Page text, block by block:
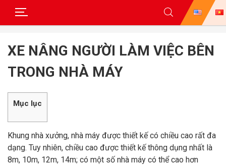
content
XE NÂNG NGƯỜI LÀM VIỆC BÊN
TRONG NHÀ MÁY
Mục lục
Khung nhà xưởng, nhà máy được thiết kế có chiều cao rất đa
dạng. Tuy nhiên, chiều cao được thiết kế thông dụng nhất là
8m, 10m, 12m, 14m; có một số nhà máy có thể cao hơn